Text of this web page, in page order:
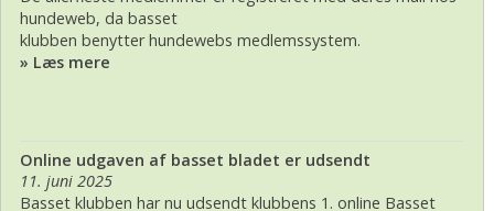
hundeweb, da basset
klubben benytter hundewebs medlemssystem.
» Læs mere
Online udgaven af basset bladet er udsendt
11. juni 2025
Basset klubben har nu udsendt klubbens 1. online Basset